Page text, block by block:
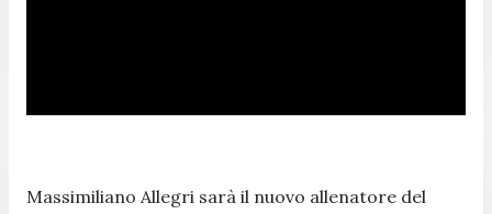
Massimiliano Allegri sarà il nuovo allenatore del